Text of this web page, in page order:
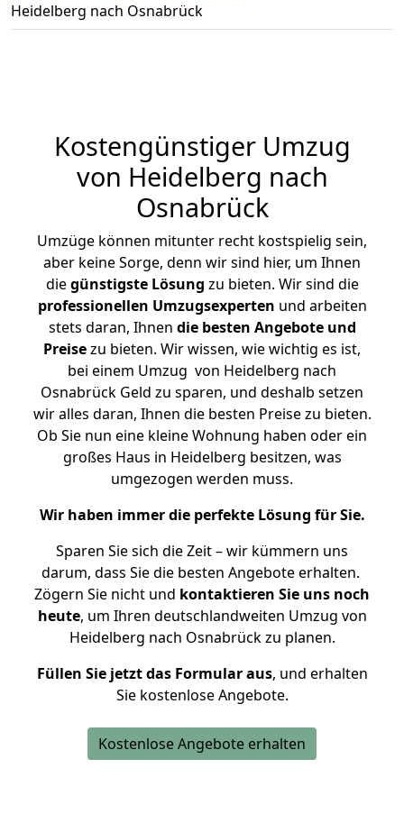
Heidelberg nach Osnabrück
Kostengünstiger Umzug
von Heidelberg nach
Osnabrück
Umzüge können mitunter recht kostspielig sein,
aber keine Sorge, denn wir sind hier, um Ihnen
diegünstigste Lösung zu bieten. Wir sind die
professionellen Umzugsexperten und arbeiten
stets daran, Ihnen die besten Angebote und
Preisezu bieten. Wir wissen, wie wichtig es ist,
bei einem Umzug von Heidelberg nach
Osnabrück Geld zu sparen, und deshalb setzen
wir alles daran, Ihnen die besten Preise zu bieten.
Ob Sie nun eine kleine Wohnung haben oder ein
großes Haus in Heidelberg besitzen, was
umgezogen werden muss.
Wir haben immer die perfekte Lösung für Sie.
Sparen Sie sich die Zeit – wir kümmern uns
darum, dass Sie die besten Angebote erhalten.
Zögern Sie nicht und kontaktieren Sie uns noch
heute, um Ihren deutschlandweiten Umzug von
Heidelberg nach Osnabrück zu planen.
Füllen Sie jetzt das Formular aus, und erhalten
Sie kostenlose Angebote.
Kostenlose Angebote erhalten